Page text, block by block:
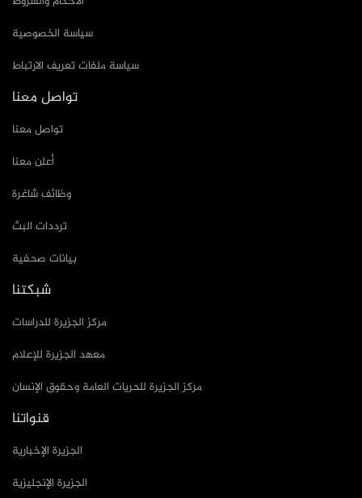
سياسة الخصوصية
سياسة ملفات تعريف الارتباط
تواصل معنا
تواصل معنا
أعلن معنا
وظائف شاغرة
ترددات البث
بيانات صحفية
شبكتنا
مركز الجزيرة للدراسات
معهد الجزيرة للإعلام
مركز الجزيرة للحريات العامة وحقوق الإنسان
قنواتنا
الجزيرة الإخبارية
الجزيرة الإنجليزية